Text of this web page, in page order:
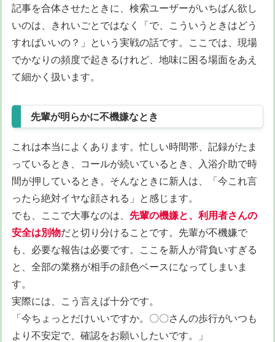
記事を合体させたときに、検索ユーザーがいちばん欲し
いのは、きれいごとではなく「で、こういうときはどう
すればいいの？」という実戦の話です。ここでは、現場
でかなりの頻度で起きるけれど、地味に困る場面をあえ
て細かく扱います。
先輩が明らかに不機嫌なとき
これは本当によくあります。忙しい時間帯、記録がたま
っているとき、コールが続いているとき、入浴介助で時
間が押しているとき。そんなときに新人は、「今これ言
ったら絶対イヤな顔される」と感じます。
でも、ここで大事なのは、 先輩の機嫌と、利用者さんの
安全は別物だと切り分けることです。先輩が不機嫌で
も、必要な報告は必要です。ここを新人が背負いすぎる
と、全部の業務が相手の顔色ベースになってしまいま
す。
実際には、こう言えば十分です。
「今ちょっとだけいいですか。〇〇さんの歩行がいつも
より不安定で、確認をお願いしたいです。」